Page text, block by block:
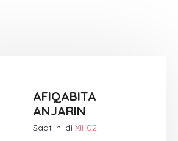
AFIQABITA
ANJARIN
Saat ini diXII-02